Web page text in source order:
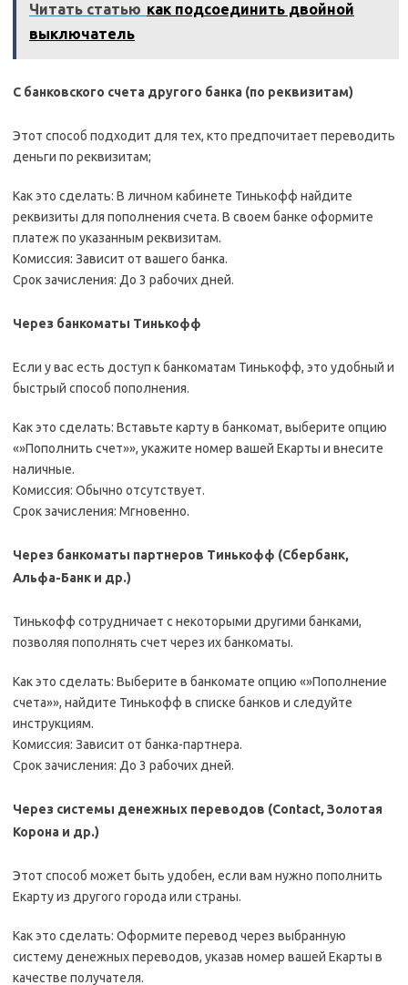
Читать статью как подсоединить двойной
выключатель
С банковского счета другого банка (по реквизитам)
Этот способ подходит для тех, кто предпочитает переводить
деньги по реквизитам;
Как это сделать: В личном кабинете Тинькофф найдите
реквизиты для пополнения счета. В своем банке оформите
платеж по указанным реквизитам.
Комиссия: Зависит от вашего банка.
Срок зачисления: До 3 рабочих дней.
Через банкоматы Тинькофф
Если у вас есть доступ к банкоматам Тинькофф, это удобный и
быстрый способ пополнения.
Как это сделать: Вставьте карту в банкомат, выберите опцию
«»Пополнить счет»», укажите номер вашей Екарты и внесите
наличные.
Комиссия: Обычно отсутствует.
Срок зачисления: Мгновенно.
Через банкоматы партнеров Тинькофф (Сбербанк,
Альфа-Банк и др.)
Тинькофф сотрудничает с некоторыми другими банками,
позволяя пополнять счет через их банкоматы.
Как это сделать: Выберите в банкомате опцию «»Пополнение
счета»», найдите Тинькофф в списке банков и следуйте
инструкциям.
Комиссия: Зависит от банка-партнера.
Срок зачисления: До 3 рабочих дней.
Через системы денежных переводов (Contact, Золотая
Корона и др.)
Этот способ может быть удобен, если вам нужно пополнить
Екарту из другого города или страны.
Как это сделать: Оформите перевод через выбранную
систему денежных переводов, указав номер вашей Екарты в
качестве получателя.